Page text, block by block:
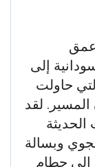
إلى
حاولت
المسير. لقد
وبسالة
إلى حطام